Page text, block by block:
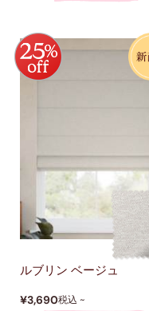
ルブリン ベージュ
¥3,690税込 ~